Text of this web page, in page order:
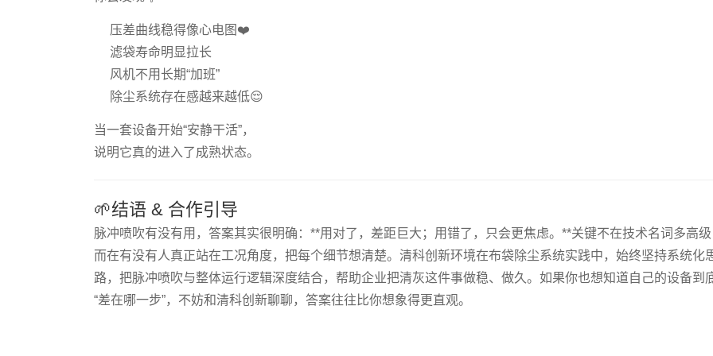
压差曲线稳得像心电图❤️
滤袋寿命明显拉长
风机不用长期“加班”
除尘系统存在感越来越低😌
当一套设备开始“安静干活”，
说明它真的进入了成熟状态。
🌱结语 & 合作引导
脉冲喷吹有没有用，答案其实很明确：**用对了，差距巨大；用错了，只会更焦虑。**关键不在技术名词多高级
而在有没有人真正站在工况角度，把每个细节想清楚。清科创新环境在布袋除尘系统实践中，始终坚持系统化
路，把脉冲喷吹与整体运行逻辑深度结合，帮助企业把清灰这件事做稳、做久。如果你也想知道自己的设备到
“差在哪一步”，不妨和清科创新聊聊，答案往往比你想象得更直观。